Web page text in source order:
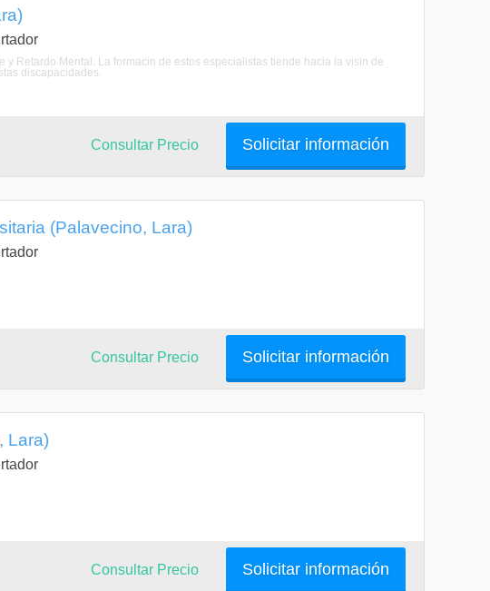
Retardo Mental. La formacin de estos especialistas tiende hacia la visin de
discapacidades.
Solicitar información
Consultar Precio
(Palavecino, Lara)
Solicitar información
Consultar Precio
Lara)
Solicitar información
Consultar Precio